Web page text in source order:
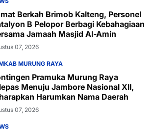
Berkah Brimob Kalteng, Personel
B Pelopor Berbagi Kebahagiaan
Jamaah Masjid Al-Amin
07, 2026
MURUNG RAYA
Pramuka Murung Raya
Menuju Jambore Nasional XII,
Harumkan Nama Daerah
07, 2026